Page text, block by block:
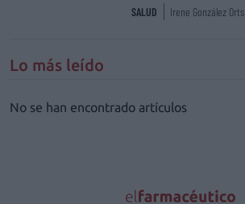
SALUD Irene González Orts
Lo más leído
No se han encontrado artículos